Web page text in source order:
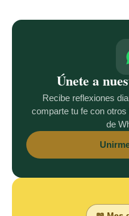
Únete a
Recibe reflexiones
comparte tu fe con
de